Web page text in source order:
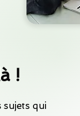
!
sujets qui